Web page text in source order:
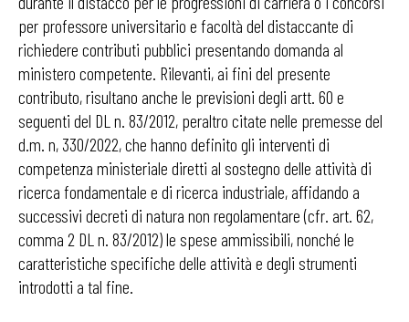
per professore universitario e facoltà del distaccante di
richiedere contributi pubblici presentando domanda al
ministero competente. Rilevanti, ai fini del presente
contributo, risultano anche le previsioni degli artt. 60 e
seguenti del DL n. 83/2012, peraltro citate nelle premesse del
d.m. n, 330/2022, che hanno definito gli interventi di
competenza ministeriale diretti al sostegno delle attività di
ricerca fondamentale e di ricerca industriale, affidando a
successivi decreti di natura non regolamentare (cfr. art. 62,
comma 2 DL n. 83/2012) le spese ammissibili, nonché le
caratteristiche specifiche delle attività e degli strumenti
introdotti a tal fine.